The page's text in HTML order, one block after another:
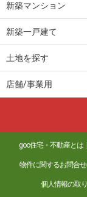
新築マンション
新築一戸建て
土地を探す
店舗/事業用
goo住宅・不動産とは
物件に関するお問合
個人情報の取